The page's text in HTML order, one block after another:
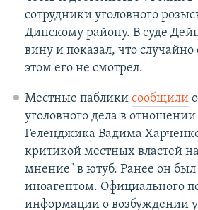
сотрудники уголовного
Динскому району. В суде
вину и показал, что
этом его не смотрел.
Местные паблики сообщилио
уголовного дела в отношении
Геленджика Вадима
критикой местных властей
мнение" в ютуб. Ранее он был
иноагентом. Официального
информации о возбуждении